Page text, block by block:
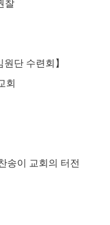
찰
단 수련회 】
회
송이 교회의 터전